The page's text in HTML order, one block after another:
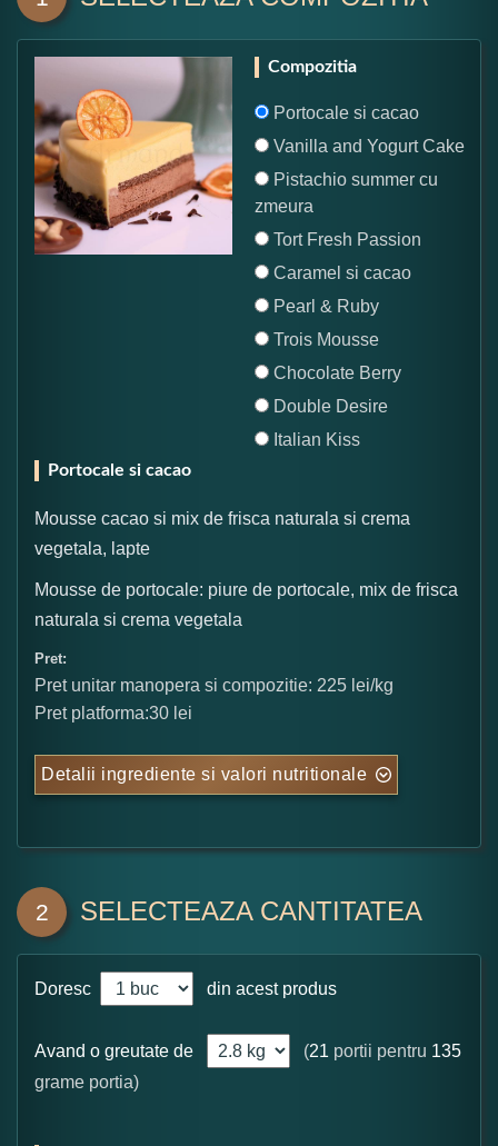
Compozitia
Portocale si cacao
Vanilla and Yogurt Cake
Pistachio summer cu
zmeura
Tort Fresh Passion
Caramel si cacao
Pearl & Ruby
Trois Mousse
Chocolate Berry
Double Desire
Italian Kiss
Portocale si cacao
Mousse cacao si mix de frisca naturala si crema
vegetala, lapte
Mousse de portocale: piure de portocale, mix de frisca
naturala si crema vegetala
Pret:
Pret unitar manopera si compozitie: 225 lei/kg
Pret platforma:30 lei
Detalii ingrediente si valori nutritionale
2 SELECTEAZA CANTITATEA
Doresc din acest produs
Avand o greutate de (21 portii pentru 135
grame portia)